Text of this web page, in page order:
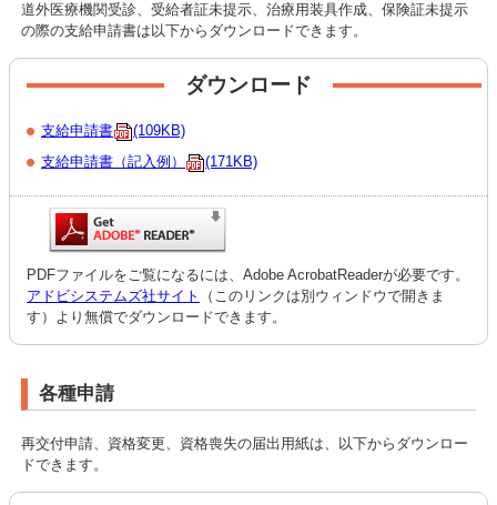
道外医療機関受診、受給者証未提示、治療用装具作成、保険証未提示
の際の支給申請書は以下からダウンロードできます。
ダウンロード
支給申請書
(109KB)
支給申請書（記入例）
(171KB)
PDFファイルをご覧になるには、Adobe AcrobatReaderが必要です。
アドビシステムズ社サイト
（このリンクは別ウィンドウで開きま
す）より無償でダウンロードできます。
各種申請
再交付申請、資格変更、資格喪失の届出用紙は、以下からダウンロー
ドできます。